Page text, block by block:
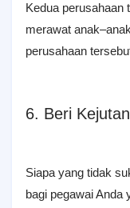
Kedua perusahaan
merawat
perusahaan
6. Beri
Siapa yang tidak
bagi pegawai Anda